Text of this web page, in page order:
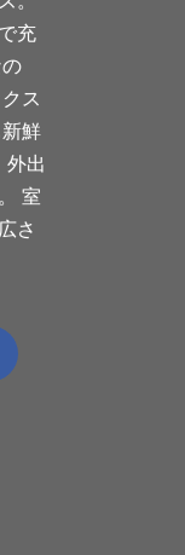
充
ス
鮮
外出
室
さ